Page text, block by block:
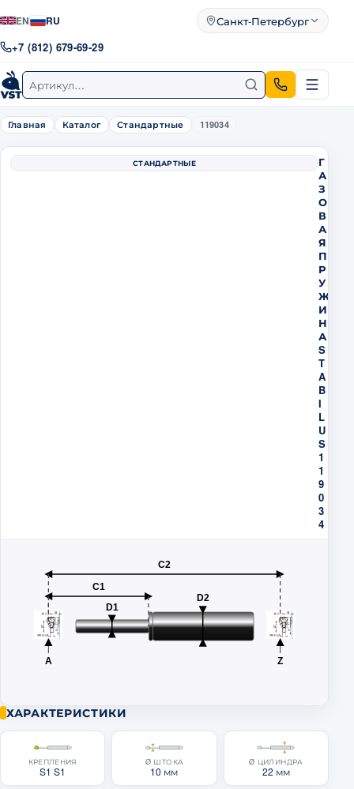
EN RU Санкт-Петербург
Город
+7 (812) 679-69-29
Поиск по артикулу
Главная Каталог Стандартные 119034
Г
А
З
О
В
А
Я
П
Р
У
Ж
И
Н
А
S
T
A
B
I
L
U
S
1
1
9
0
3
4
СТАНДАРТНЫЕ
C2
C1
D1
D2
A Z
ХАРАКТЕРИСТИКИ
Технические характеристики газовой пружины
КРЕПЛЕНИЯ
S1 S1
Ø ШТОКА
10 мм
Ø ЦИЛИНДРА
22 мм